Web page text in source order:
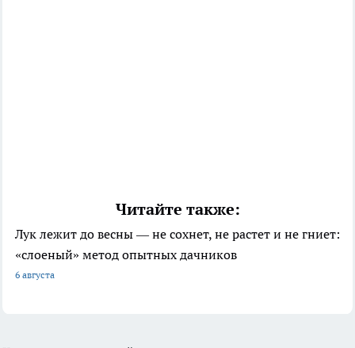
Читайте также:
Лук лежит до весны — не сохнет, не растет и не гниет:
«слоеный» метод опытных дачников
6 августа